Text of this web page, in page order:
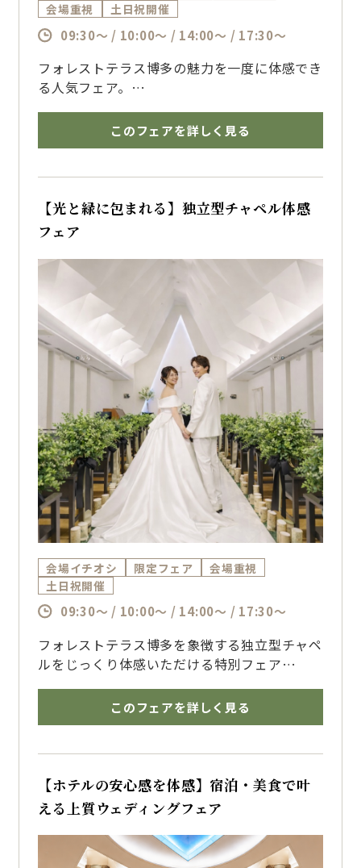
会場重視
土日祝開催
09:30～ / 10:00～ / 14:00～ / 17:30～
フォレストテラス博多の魅力を一度に体感でき
る人気フェア。
独立型チャペル・披露宴会場見学、お見積り相
談まで
ェア。初めての式場見学の方にもおすすめです
このフェアを詳しく見る
【光と緑に包まれる】独立型チャペル体感
フェア
会場イチオシ 限定フェア
会場重視
土日祝開催
09:30～ / 10:00～ / 14:00～ / 17:30～
フォレストテラス博多を象徴する独立型チャペ
ルをじっくり体感いただける特別フェア
間、挙式後に広がる全天候型ガーデンまでご案
内いたします
ス博多のブライダルフェアへ
このフェアを詳しく見る
【ホテルの安心感を体感】宿泊・美食で叶
える上質ウェディングフェア